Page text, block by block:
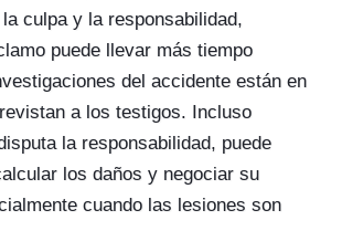
culpa y la responsabilidad,
puede llevar más tiempo
del accidente están en
a los testigos. Incluso
la responsabilidad, puede
los daños y negociar su
cuando las lesiones son